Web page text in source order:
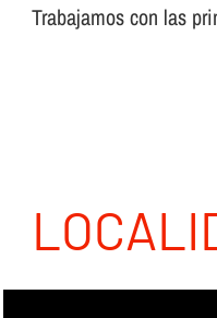
Trabajamos con las